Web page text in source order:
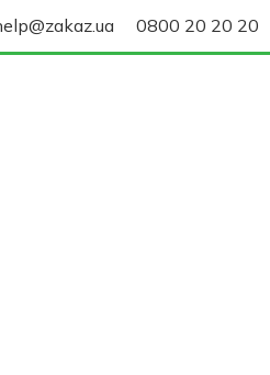
0800 20 20 20